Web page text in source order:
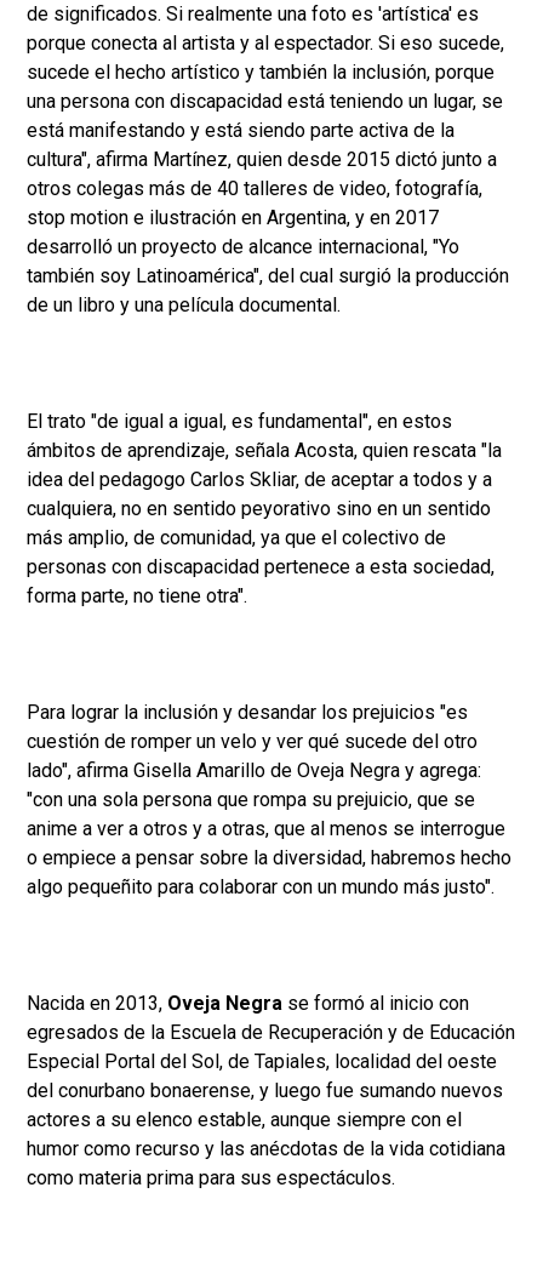
de significados. Si realmente una foto es 'artística' es
porque conecta al artista y al espectador. Si eso sucede,
sucede el hecho artístico y también la inclusión, porque
una persona con discapacidad está teniendo un lugar, se
está manifestando y está siendo parte activa de la
cultura", afirma Martínez, quien desde 2015 dictó junto a
otros colegas más de 40 talleres de video, fotografía,
stop motion e ilustración en Argentina, y en 2017
desarrolló un proyecto de alcance internacional, "Yo
también soy Latinoamérica", del cual surgió la producción
de un libro y una película documental.
El trato "de igual a igual, es fundamental", en estos
ámbitos de aprendizaje, señala Acosta, quien rescata "la
idea del pedagogo Carlos Skliar, de aceptar a todos y a
cualquiera, no en sentido peyorativo sino en un sentido
más amplio, de comunidad, ya que el colectivo de
personas con discapacidad pertenece a esta sociedad,
forma parte, no tiene otra".
Para lograr la inclusión y desandar los prejuicios "es
cuestión de romper un velo y ver qué sucede del otro
lado", afirma Gisella Amarillo de Oveja Negra y agrega:
"con una sola persona que rompa su prejuicio, que se
anime a ver a otros y a otras, que al menos se interrogue
o empiece a pensar sobre la diversidad, habremos hecho
algo pequeñito para colaborar con un mundo más justo".
Nacida en 2013, Oveja Negra se formó al inicio con
egresados de la Escuela de Recuperación y de Educación
Especial Portal del Sol, de Tapiales, localidad del oeste
del conurbano bonaerense, y luego fue sumando nuevos
actores a su elenco estable, aunque siempre con el
humor como recurso y las anécdotas de la vida cotidiana
como materia prima para sus espectáculos.